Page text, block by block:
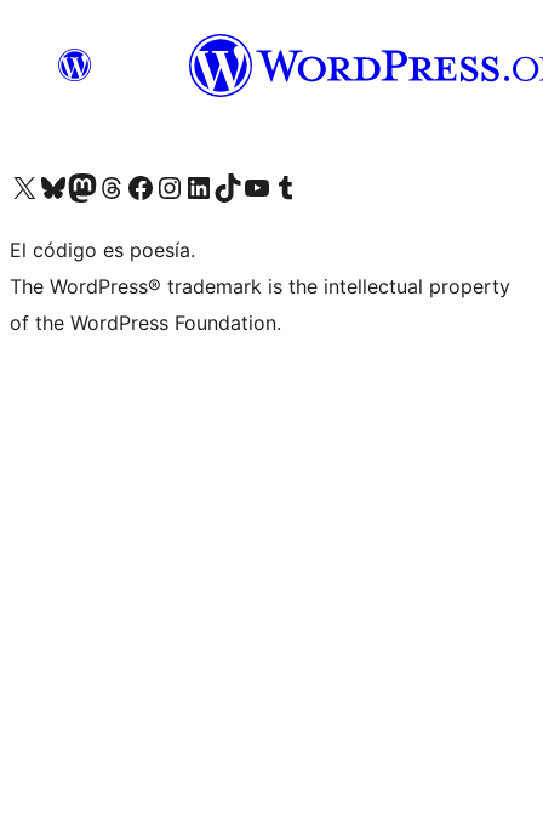
Visit our X (formerly Twitter) account
Visit our Bluesky account
Visita nuestra cuenta de Twitter
Visit our Threads account
Visita nuestra página de Facebook
Visite nuestra cuenta de Instagram
Visit our LinkedIn account
Visit our TikTok account
Visit our YouTube channel
Visit our Tumblr account
El código es poesía.
The WordPress® trademark is the intellectual property
of the WordPress Foundation.